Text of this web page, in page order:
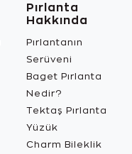
Pırlanta
Hakkında
Pırlantanın
Serüveni
Baget Pırlanta
Nedir?
Tektaş Pırlanta
Yüzük
Charm Bileklik